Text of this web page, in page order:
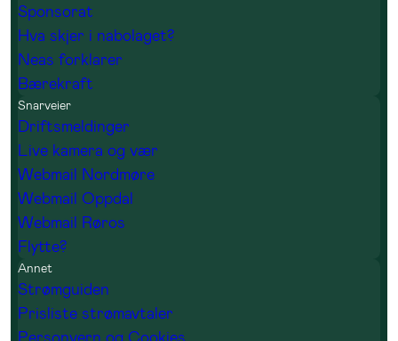
Sponsorat
Hva skjer i nabolaget?
Neas forklarer
Bærekraft
Snarveier
Driftsmeldinger
Live kamera og vær
Webmail Nordmøre
Webmail Oppdal
Webmail Røros
Flytte?
Annet
Strømguiden
Prisliste strømavtaler